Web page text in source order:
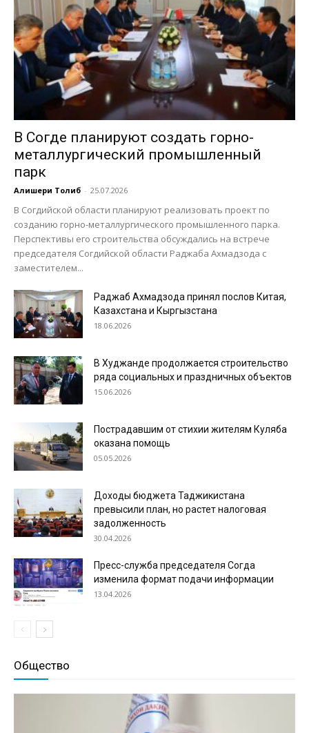
В Согде планируют создать горно-
металлургический промышленный
парк
Алишери Толиб - 25.07.2026
В Согдийской области планируют реализовать проект по
созданию горно-металлургического промышленного парка.
Перспективы его строительства обсуждались на встрече
председателя Согдийской области Раджаба Ахмадзода с
заместителем...
Раджаб Ахмадзода принял послов Китая,
Казахстана и Кыргызстана
18.06.2026
В Худжанде продолжается строительство
ряда социальных и праздничных объектов
15.06.2026
Пострадавшим от стихии жителям Куляба
оказана помощь
05.05.2026
Доходы бюджета Таджикистана
превысили план, но растет налоговая
задолженность
30.04.2026
Пресс-служба председателя Согда
изменила формат подачи информации
13.04.2026
Общество